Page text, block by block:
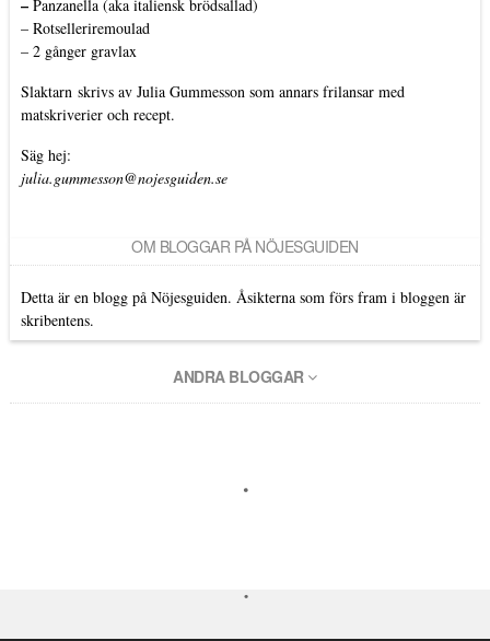
– Panzanella (aka italiensk brödsallad)
– Rotselleriremoulad
– 2 gånger gravlax
Slaktarn skrivs av Julia Gummesson som annars frilansar med
matskriverier och recept.
Säg hej:
julia.gummesson@nojesguiden.se
OM BLOGGAR PÅ NÖJESGUIDEN
Detta är en blogg på Nöjesguiden. Åsikterna som förs fram i bloggen är
skribentens.
ANDRA BLOGGAR